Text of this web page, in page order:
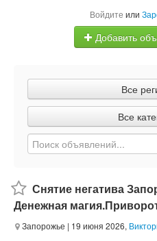
Войдите или
Добавить
Быстрая
Все
Все
Снятие негатива
Денежная
Запорожье | 19 июня 2026,